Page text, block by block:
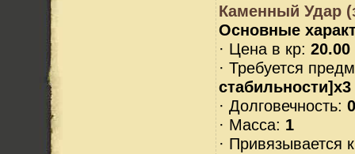
Каменный Удар
Основные
· Цена в кр: 20.00
· Требуется
стабильности]x3
· Долговечность:
· Масса: 1
· Привязывается